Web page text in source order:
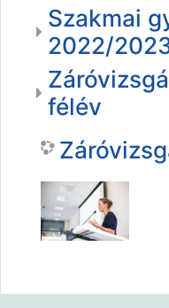
Szakmai
2022/
félév